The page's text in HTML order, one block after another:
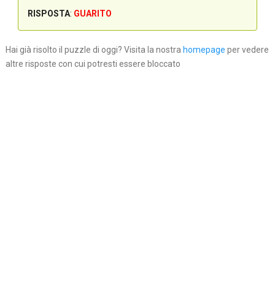
RISPOSTA: GUARITO
Hai già risolto il puzzle di oggi? Visita la nostra homepage per vedere
altre risposte con cui potresti essere bloccato